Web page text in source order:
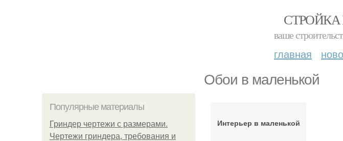
ваше
главная
Обои в маленькой
Популярные материалы
Гриндер чертежи с размерами.
Чертежи гриндера, требования и
Интерьер в маленькой